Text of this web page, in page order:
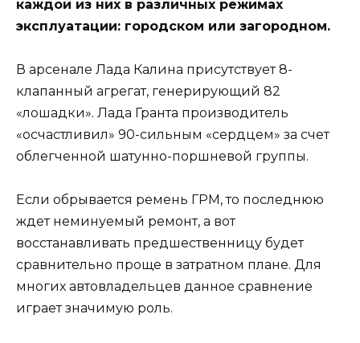
каждой из них в различных режимах
эксплуатации: городском или загородном.
В арсенале Лада Калина присутствует 8-
клапанный агрегат, генерирующий 82
«лошадки». Лада Гранта производитель
«осчастливил» 90-сильным «сердцем» за счет
облегченной шатунно-поршневой группы.
Если обрывается ремень ГРМ, то последнюю
ждет неминуемый ремонт, а вот
восстанавливать предшественницу будет
сравнительно проще в затратном плане. Для
многих автовладельцев данное сравнение
играет значимую роль.